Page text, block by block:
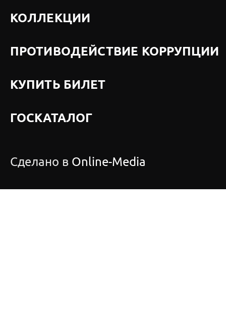
КОЛЛЕКЦИИ
ПРОТИВОДЕЙСТВИЕ КОРРУПЦИИ
КУПИТЬ БИЛЕТ
ГОСКАТАЛОГ
Сделано в Online-Media